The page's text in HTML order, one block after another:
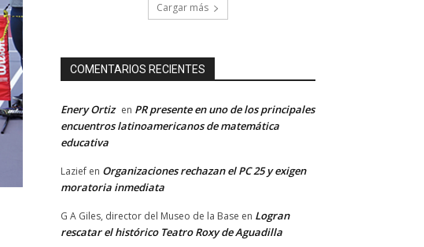
Cargar más
COMENTARIOS RECIENTES
Enery Ortiz en PR presente en uno de los principales
encuentros latinoamericanos de matemática
educativa
Lazief en Organizaciones rechazan el PC 25 y exigen
moratoria inmediata
G A Giles, director del Museo de la Base en Logran
rescatar el histórico Teatro Roxy de Aguadilla